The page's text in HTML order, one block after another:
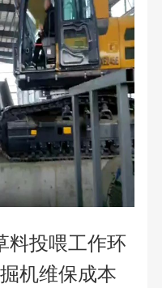
料投喂工作环
机维保成本